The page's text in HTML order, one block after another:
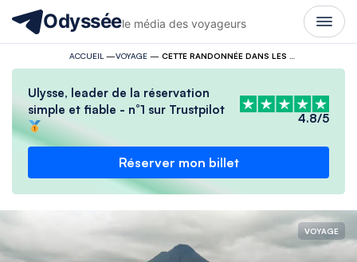
Odysséele média des voyageurs
ACCUEIL —VOYAGE—
Ulysse, leader de la réservation
simple et fiable - n°1 sur Trustpilot
4.8/5
Réserver mon billet
VOYAGE